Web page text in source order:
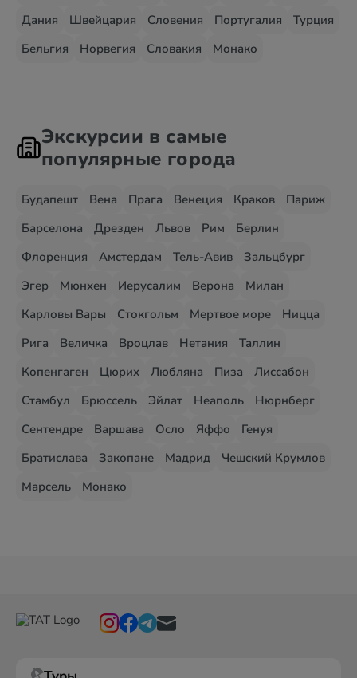
Дания
Швейцария Словения Португалия
Турция
Бельгия
Норвегия Словакия Монако
Экскурсии в самые
популярные города
Будапешт Вена Прага Венеция Краков
Париж
Барселона
Дрезден Львов Рим
Берлин
Флоренция
Амстердам Тель-Авив
Зальцбург
Эгер
Мюнхен Иерусалим Верона
Милан
Карловы Вары
Стокгольм Мертвое море
Ницца
Рига
Величка Вроцлав Нетания
Таллин
Копенгаген
Цюрих Любляна Пиза
Лиссабон
Стамбул
Брюссель Эйлат Неаполь
Нюрнберг
Сентендре
Варшава Осло Яффо
Генуя
Братислава
Закопане Мадрид
Чешский Крумлов
Марсель
Монако